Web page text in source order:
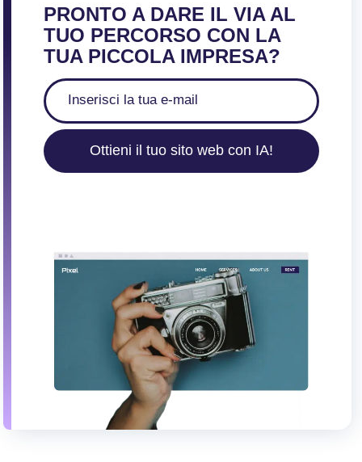
PRONTO A DARE IL VIA AL
TUO PERCORSO CON LA
TUA PICCOLA IMPRESA?
Ottieni il tuo sito web con IA!